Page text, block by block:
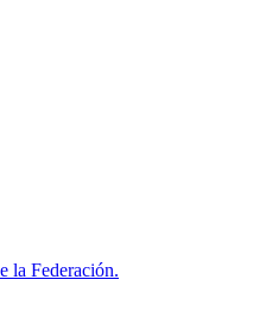
la Federación.